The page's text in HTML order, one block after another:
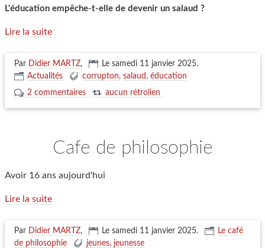
L'éducation empêche-t-elle de devenir un salaud ?
Lire la suite
Par Didier MARTZ, Le samedi 11 janvier 2025.
Actualités
corrupton salaud
éducation
2 commentaires
aucun rétrolien
cafe de philosophie
Avoir 16 ans aujourd'hui
Lire la suite
Par Didier MARTZ, Le samedi 11 janvier 2025.
Le café
de philosophie
jeunes jeunesse